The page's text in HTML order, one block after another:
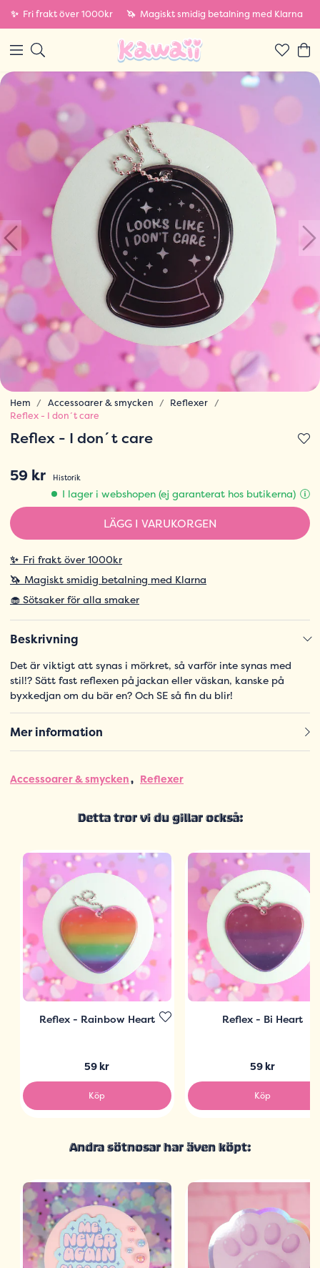
✨ Fri frakt över 1000kr 🦄 Magiskt smidig betalning med Klarna
Hem Accessoarer & smycken
Reflexer
Reflex - I don´t care
Reflex - I don´t care
59 kr
Historik
I lager i webshopen (ej garanterat hos butikerna)
LÄGG I VARUKORGEN
✨ Fri frakt över 1000kr
🦄 Magiskt smidig betalning med Klarna
🧁 Sötsaker för alla smaker
Beskrivning
Det är viktigt att synas i mörkret, så varför inte synas med
stil!? Sätt fast reflexen på jackan eller väskan, kanske på
byxkedjan om du bär en? Och SE så fin du blir!
Mer information
Accessoarer & smycken Reflexer
Detta tror vi du gillar också:
Reflex - Rainbow Heart
59 kr
Köp
Reflex - Bi Heart
59 kr
Köp
Andra sötnosar har även köpt: